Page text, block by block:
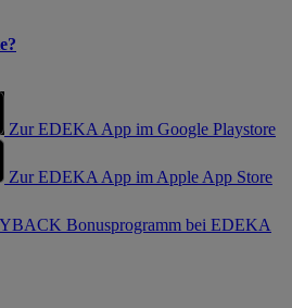
Zur EDEKA App im Google Playstore
Zur EDEKA App im Apple App Store
Bonusprogramm bei EDEKA